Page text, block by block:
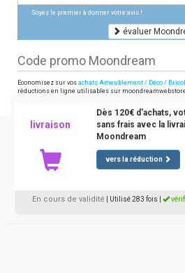
Soyez le premier à donner votre avis !
évaluer
Code promo Moondream
Economisez sur vos achats Ameublement / Déco /
réductions en ligne utilisables sur
livraison
Dès 120€ d'achats,
sans frais avec la
Moondream
vers la réduction
En cours de validité | Utilisé 283 fois